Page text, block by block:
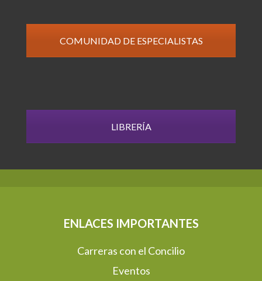
COMUNIDAD DE ESPECIALISTAS
LIBRERÍA
ENLACES IMPORTANTES
Carreras con el Concilio
Eventos